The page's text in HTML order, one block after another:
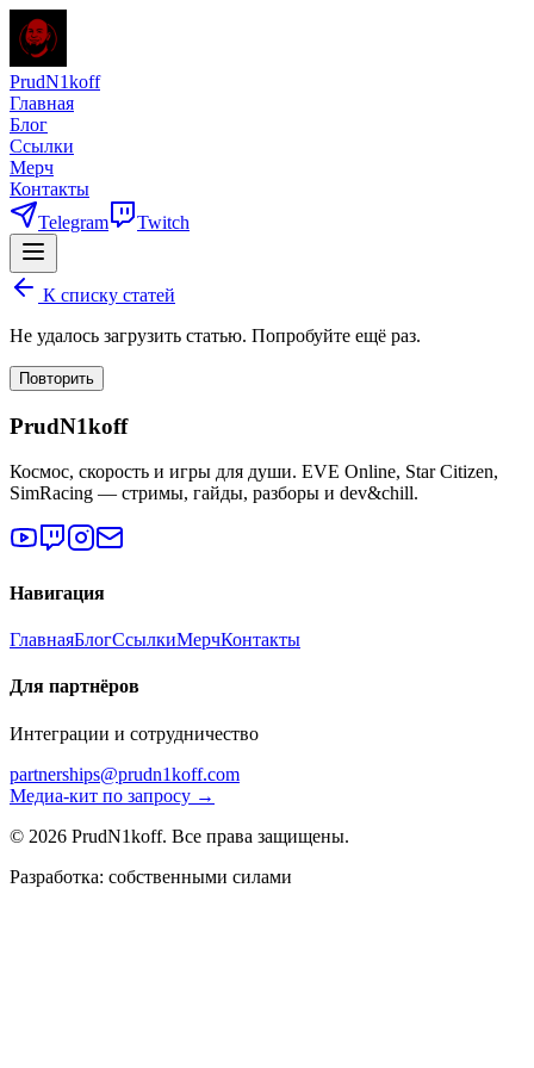
PrudN1koff
Главная
Блог
Ссылки
Мерч
Контакты
Telegram
Twitch
К списку статей
Не удалось загрузить статью. Попробуйте ещё раз.
Повторить
PrudN1koff
Космос, скорость и игры для души. EVE Online, Star Citizen,
SimRacing — стримы, гайды, разборы и dev&chill.
Навигация
ГлавнаяБлогСсылкиМерчКонтакты
Для партнёров
Интеграции и сотрудничество
partnerships@prudn1koff.com
Медиа-кит по запросу →
© 2026 PrudN1koff. Все права защищены.
Разработка: собственными силами